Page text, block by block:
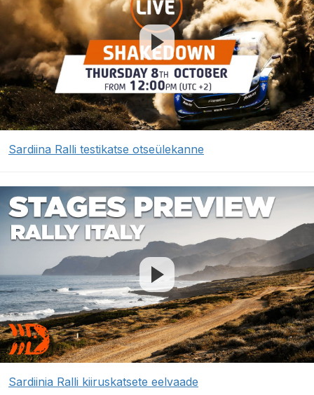
Sardiina Ralli testikatse otseülekanne
Sardiinia Ralli kiiruskatsete eelvaade